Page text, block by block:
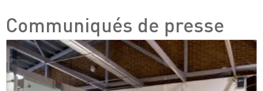
Communiqués de presse